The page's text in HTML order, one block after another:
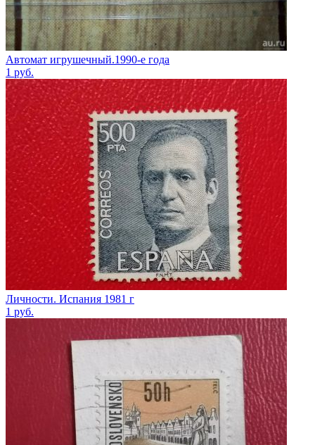
Автомат игрушечный.1990-е года
1 руб.
Личности. Испания 1981 г
1 руб.